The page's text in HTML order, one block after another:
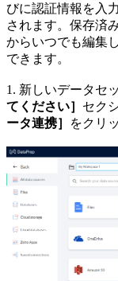
びに認証情報を入
されます。保存済
からいつでも編集
できます。
1. 新しいデータセ
てください］ セク
ータ連携］
をクリ